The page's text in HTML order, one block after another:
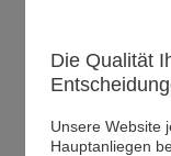
Die Qualität
Unsere Website
Hauptanliegen